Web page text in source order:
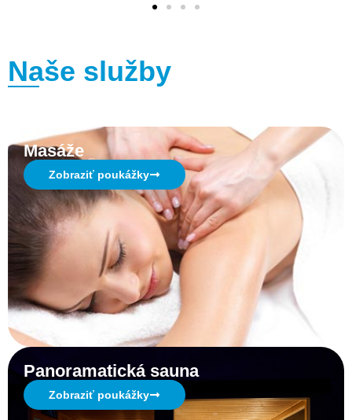
Naše služby
Masáže
Zobraziť poukážky
Panoramatická sauna
Zobraziť poukážky